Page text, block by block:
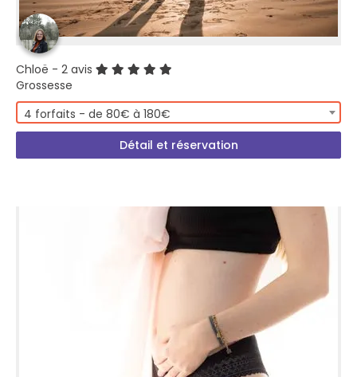
Chloë - 2 avis
Grossesse
4 forfaits - de 80€ à 180€
Détail et réservation